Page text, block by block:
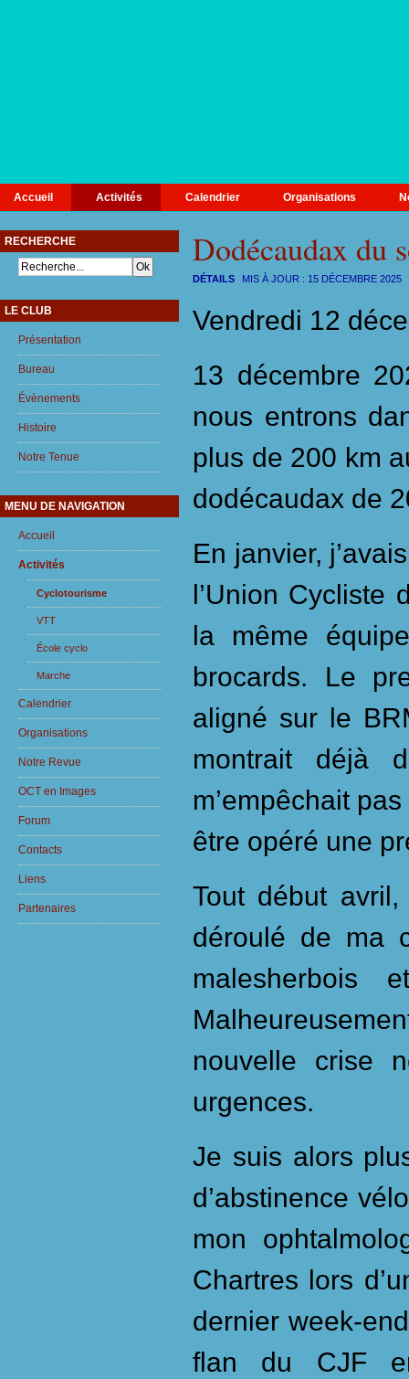
Accueil Activités Calendrier Organisations
Dodécaudax du
DÉTAILS MIS À JOUR : 15 DÉCEMBRE 2025
Vendredi 12
13 décembre
nous entrons
plus de 200 km
dodécaudax de
En janvier,
l’Union Cycliste
la même
brocards. Le
aligné sur le
montrait déjà
m’empêchait
être opéré une
Tout début
déroulé de ma
malesherbois
nouvelle crise
urgences.
Je suis alors
d’abstinence
mon
Chartres lors
dernier week-
flan du CJF
RECHERCHE
LE CLUB
Présentation
Bureau
Évènements
Histoire
Notre Tenue
MENU DE NAVIGATION
Accueil
Activités
Cyclotourisme
VTT
École cyclo
Marche
Calendrier
Organisations
Notre Revue
OCT en Images
Forum
Contacts
Liens
Partenaires